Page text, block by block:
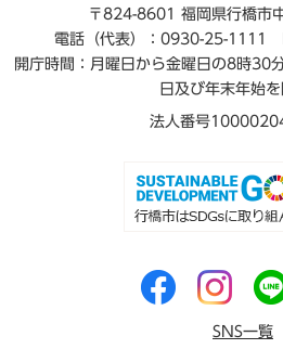
〒824-8601 福岡県行橋市
電話（代表）：0930-25-1111
開庁時間：月曜日から金曜日の8時30
日及び年末年始を
法人番号
SNS一覧